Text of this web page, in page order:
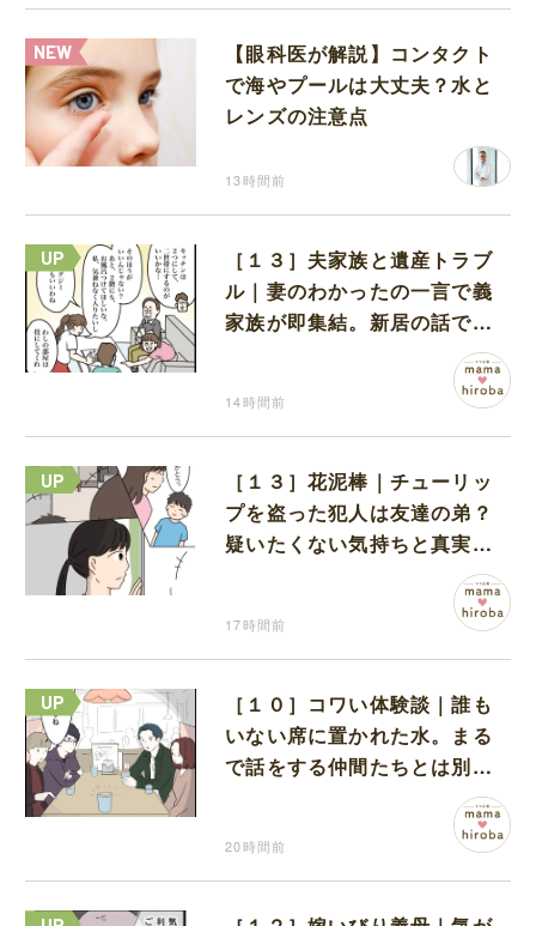
【眼科医が解説】コンタクト
で海やプールは大丈夫？水と
レンズの注意点
13時間前
［１３］夫家族と遺産トラブ
ル｜妻のわかったの一言で義
家族が即集結。新居の話で盛
り上がる義家族を置いて実家
14時間前
［１３］花泥棒｜チューリッ
プを盗った犯人は友達の弟？
疑いたくない気持ちと真実の
17時間前
［１０］コワい体験談｜誰も
いない席に置かれた水。まる
で話をする仲間たちとは別に
20時間前